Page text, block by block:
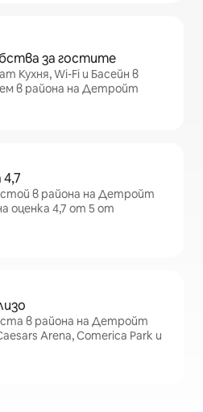
за гостите
Кухня, Wi-Fi и Басейн в
в района на Детройт
в района на Детройт
оценка 4,7 от 5 от
в района на Детройт
Arena, Comerica Park и